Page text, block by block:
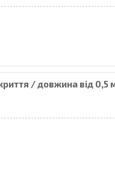
/ довжина від 0,5